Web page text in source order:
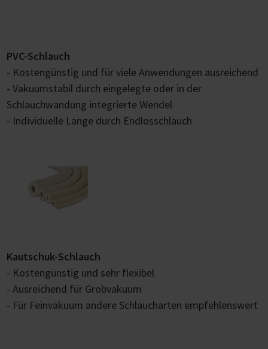
PVC-Schlauch
- Kostengünstig und für viele Anwendungen ausreichend
- Vakuumstabil durch eingelegte oder in der
Schlauchwandung integrierte Wendel
- Individuelle Länge durch Endlosschlauch
Kautschuk-Schlauch
- Kostengünstig und sehr flexibel
- Ausreichend für Grobvakuum
- Für Feinvakuum andere Schlaucharten empfehlenswert